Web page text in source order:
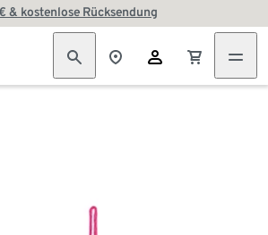
& kostenlose Rücksendung